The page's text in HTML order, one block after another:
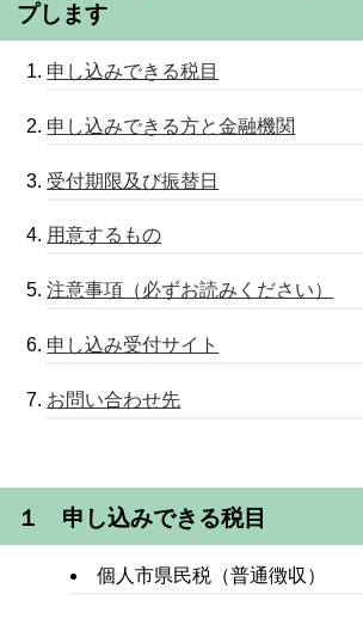
プします
申し込みできる税目
申し込みできる方と金融機関
受付期限及び振替日
用意するもの
注意事項（必ずお読みください）
申し込み受付サイト
お問い合わせ先
１ 申し込みできる税目
個人市県民税（普通徴収）